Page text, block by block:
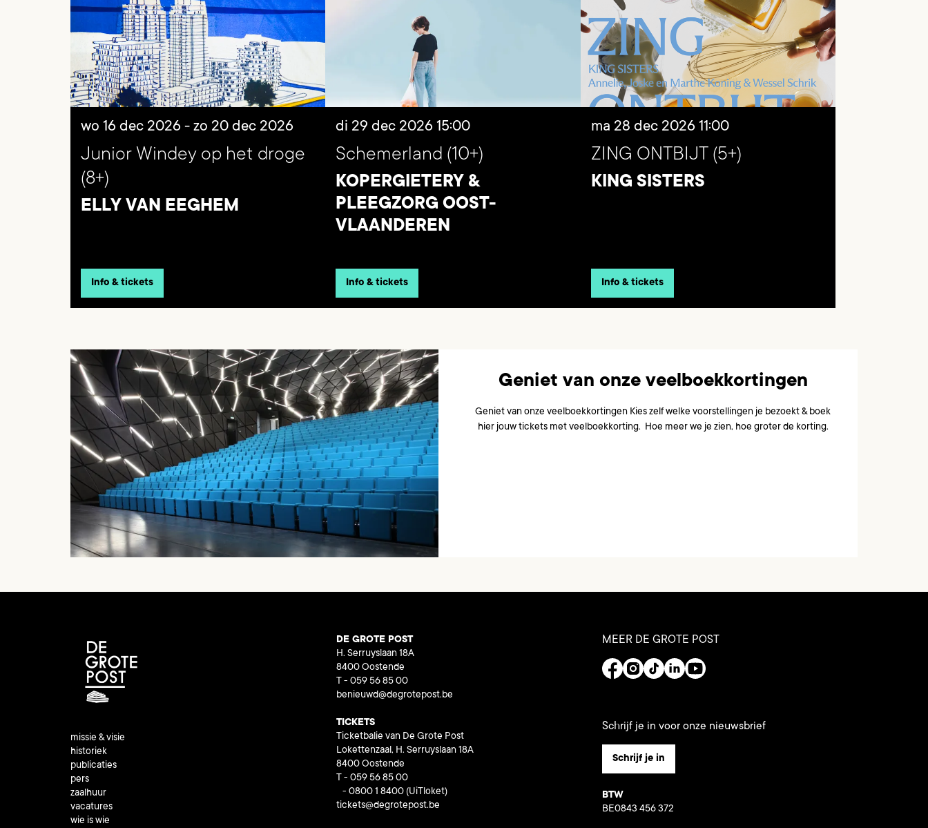
Junior Windey op het droge
(8+)
ELLY VAN EEGHEM
wo 16 dec 2026 - zo 20 dec 2026
Info & tickets
Schemerland (10+)
KOPERGIETERY &
PLEEGZORG OOST-
VLAANDEREN
di 29 dec 202615:00
Info & tickets
ZING ONTBIJT (5+)
KING SISTERS
ma 28 dec 2026 11:00
Info & tickets
Geniet van onze veelboekkortingen
Geniet van onze veelboekkortingen Kies zelf welke voorstellingen je bezoekt & boek
hier jouw tickets met veelboekkorting. Hoe meer we je zien, hoe groter de korting.
missie & visie
historiek
publicaties
pers
zaalhuur
vacatures
wie is wie
DE GROTE POST
H. Serruyslaan 18A
8400 Oostende
T - 059 56 85 00
benieuwd@degrotepost.be
TICKETS
Ticketbalie van De Grote Post
Lokettenzaal, H. Serruyslaan 18A
8400 Oostende
T - 059 56 85 00
- 0800 1 8400 (UiTloket)
tickets@degrotepost.be
MEER DE GROTE POST
Schrijf je in voor onze nieuwsbrief
Schrijf je in
BTW
BE0843 456 372